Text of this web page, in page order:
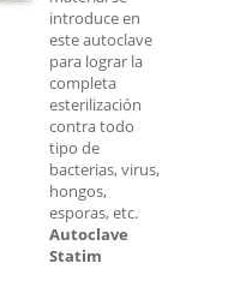
introduce en
este autoclave
para lograr la
completa
esterilización
contra todo
tipo de
bacterias, virus,
hongos,
esporas, etc.
Autoclave
Statim